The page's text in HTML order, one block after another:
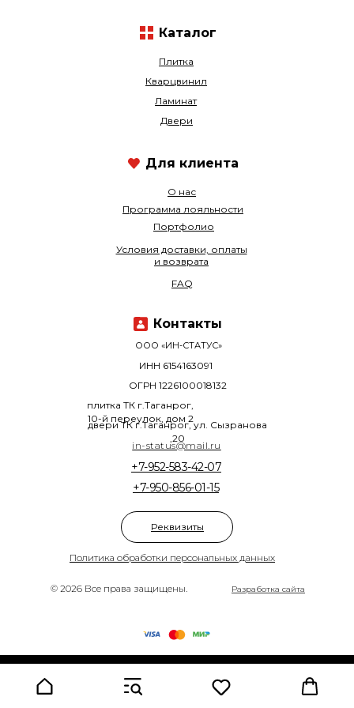
© 2026 Все права защищены.
Политика обработки персональных данных
Плитка
Кварцвинил
+7-950-856-01-15
+7-952-583-42-07
О нас
Ламинат
Программа лояльности
Двери
Портфолио
ООО «ИН-СТАТУС»
плитка ТК г.Таганрог,
10-й переулок, дом 2
двери ТК г.Таганрог, ул. Сызранова
,20
ОГРН 1226100018132
ИНН 6154163091
Разработка сайта
Условия доставки, оплаты
и возврата
FAQ
Каталог
in-status@mail.ru
Контакты
Для клиента
Реквизиты
Made on Tilda